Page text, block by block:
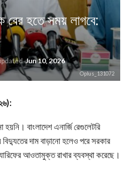
বের হতে সময় লাগবে:
Jun 10, 2026
Oplus_131072
বাংলাদেশ এনার্জি রেগুলেটরি
দাম বাড়ানো হলেও পরে সরকার
আওতামুক্ত রাখার ব্যবস্থা করেছে।